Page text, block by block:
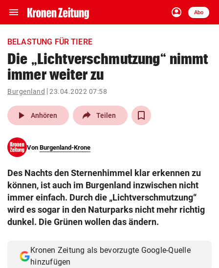
menu Navigation
ein-/ausklappen
account_circle
Anmelden
Abo
close Schließen
account_circle Anmelden
pin_drop
Wien arrow_right
search
eingeben
BELASTUNG FÜR TIERE
Die „Lichtverschmutzung“ nimmt
immer weiter zu
Burgenland 23.04.2022 07:58
play_arrow Anhören Teilen
Von Burgenland-Krone
Des Nachts den Sternenhimmel klar erkennen zu
können, ist auch im Burgenland inzwischen nicht
immer einfach. Durch die „Lichtverschmutzung“
wird es sogar in den Naturparks nicht mehr richtig
dunkel. Die Grünen wollen das ändern.
Kronen Zeitung als bevorzugte Google-Quelle
hinzufügen